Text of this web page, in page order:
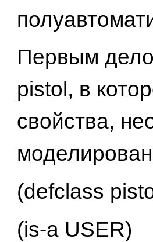
Первым
pistol, в
свойства,
(defclass
(is-a USER)